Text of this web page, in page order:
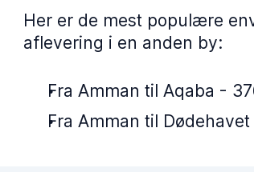
Her er de mest populære
aflevering i en anden by:
Fra Amman til Aqaba -
Fra Amman til